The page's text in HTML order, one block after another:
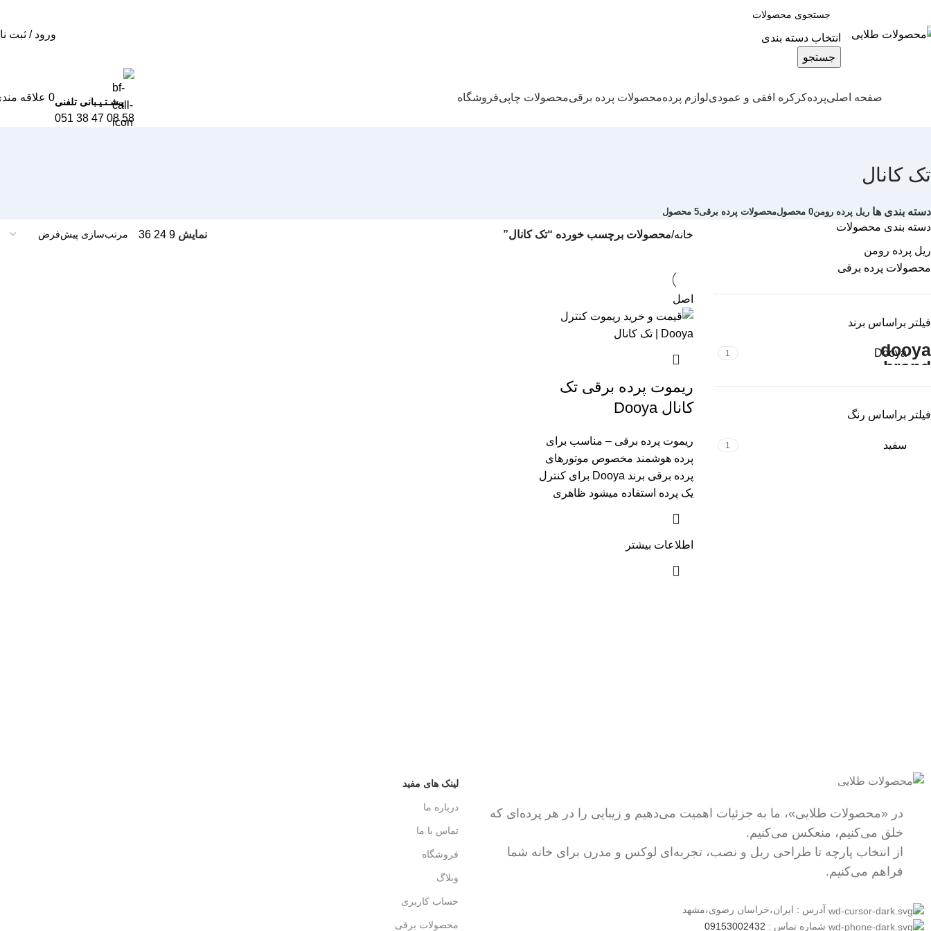
انتخاب دسته بندی
جستجو
ورود / ثبت
صفحه اصلیپردهکرکره افقی و عمودیلوازم پردهمحصولات پرده برقیمحصولات چاپیفروشگاه پـشـتـیـبانی تلفنی
58 08 47 38 051
0 علاقه
تک کانال
دسته بندی ها ریل پرده رومن0 محصول محصولات پرده برقی5 محصول
دسته بندی محصولات
ریل پرده رومن
محصولات پرده برقی
فیلتر براساس برند
Dooya
1
فیلتر براساس رنگ
سفید 1
خانه محصولات برچسب خورده “تک کانال” نمایش 9
24
36
اصل
ریموت پرده برقی تک
کانال Dooya
ریموت پرده برقی – مناسب برای
پرده هوشمند مخصوص موتورهای
پرده برقی برند Dooya برای کنترل
یک پرده استفاده میشود ظاهری
اطلاعات بیشتر
در «محصولات طلایی»، ما به جزئیات اهمیت می‌دهیم و زیبایی را در هر پرده‌ای که
خلق می‌کنیم، منعکس می‌کنیم.
از انتخاب پارچه تا طراحی ریل و نصب، تجربه‌ای لوکس و مدرن برای خانه شما
فراهم می‌کنیم.
آدرس : ایران،خراسان رضوی،مشهد
شماره تماس : 09153002432
لینک های مفید
درباره ما
تماس با ما
فروشگاه
وبلاگ
حساب کاربری
محصولات برقی